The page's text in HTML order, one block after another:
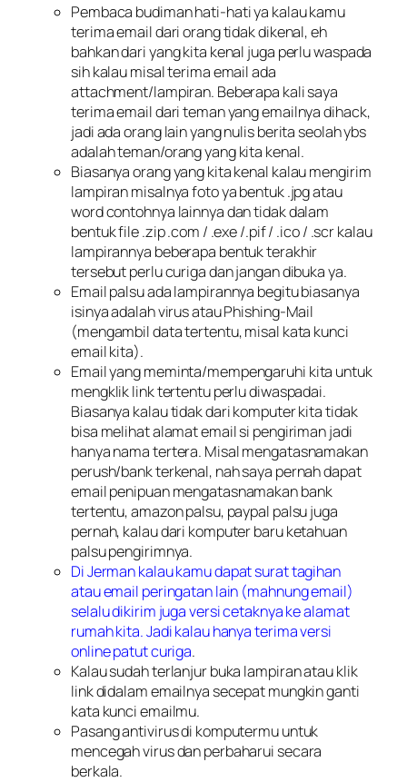
Pembaca budiman hati-hati ya kalau kamu
terima email dari orang tidak dikenal, eh
bahkan dari yang kita kenal juga perlu waspada
sih kalau misal terima email ada
attachment/lampiran. Beberapa kali saya
terima email dari teman yang emailnya dihack,
jadi ada orang lain yang nulis berita seolah ybs
adalah teman/orang yang kita kenal.
Biasanya orang yang kita kenal kalau mengirim
lampiran misalnya foto ya bentuk .jpg atau
word contohnya lainnya dan tidak dalam
bentuk file .zip .com / .exe /.pif / .ico / .scr kalau
lampirannya beberapa bentuk terakhir
tersebut perlu curiga dan jangan dibuka ya.
Email palsu ada lampirannya begitu biasanya
isinya adalah virus atau Phishing-Mail
(mengambil data tertentu, misal kata kunci
email kita).
Email yang meminta/mempengaruhi kita untuk
mengklik link tertentu perlu diwaspadai.
Biasanya kalau tidak dari komputer kita tidak
bisa melihat alamat email si pengiriman jadi
hanya nama tertera. Misal mengatasnamakan
perush/bank terkenal, nah saya pernah dapat
email penipuan mengatasnamakan bank
tertentu, amazon palsu, paypal palsu juga
pernah, kalau dari komputer baru ketahuan
palsu pengirimnya.
Di Jerman kalau kamu dapat surat tagihan
atau email peringatan lain (mahnung email)
selalu dikirim juga versi cetaknya ke alamat
rumah kita. Jadi kalau hanya terima versi
online patut curiga.
Kalau sudah terlanjur buka lampiran atau klik
link didalam emailnya secepat mungkin ganti
kata kunci emailmu.
Pasang antivirus di komputermu untuk
mencegah virus dan perbaharui secara
berkala.